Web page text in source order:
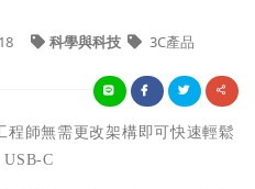
科學與科技 3C產品
程師無需更改架構即可快速輕鬆
USB-C